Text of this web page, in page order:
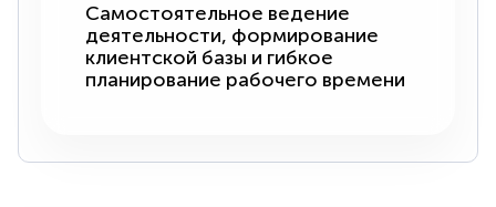
Самостоятельное ведение
деятельности, формирование
клиентской базы и гибкое
планирование рабочего времени